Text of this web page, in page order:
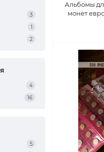
3
1
2
4
16
5
Альбомы
монет